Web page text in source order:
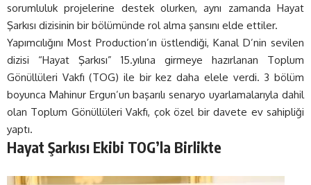
sorumluluk projelerine destek olurken, aynı zamanda Hayat
Şarkısı dizisinin bir bölümünde rol alma şansını elde ettiler.
Yapımcılığını Most Production’ın üstlendiği, Kanal D’nin sevilen
dizisi “Hayat Şarkısı” 15.yılına girmeye hazırlanan Toplum
Gönüllüleri Vakfı (TOG) ile bir kez daha elele verdi. 3 bölüm
boyunca Mahinur Ergun’un başarılı senaryo uyarlamalarıyla dahil
olan Toplum Gönüllüleri Vakfı, çok özel bir davete ev sahipliği
yaptı.
Hayat Şarkısı Ekibi TOG’la Birlikte